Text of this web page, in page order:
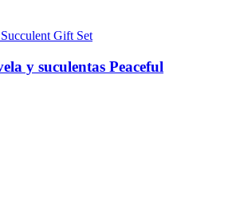
y suculentas Peaceful